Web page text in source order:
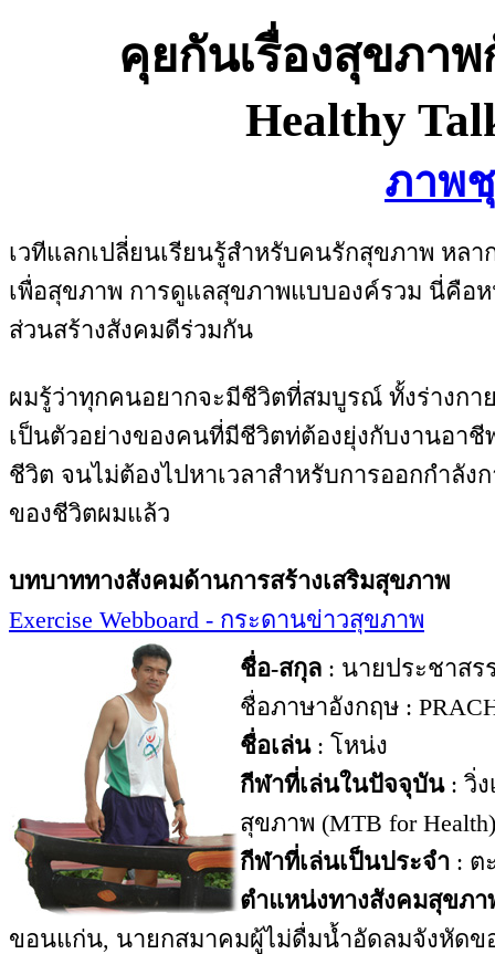
คุยกันเรื่องสุขภา
Healthy
ภาพ
เวทีแลกเปลี่ยนเรียนรู้สำหรับคนรักสุขภาพ หลา
เพื่อสุขภาพ การดูแลสุขภาพแบบองค์รวม นี่คือ
ส่วนสร้างสังคมดีร่วมกัน
ผมรู้ว่าทุกคนอยากจะมีชีวิตที่สมบูรณ์ ทั้งร่างก
เป็นตัวอย่างของคนที่มีชีวิตท่ต้องยุ่งกับงานอาชี
ชีวิต จนไม่ต้องไปหาเวลาสำหรับการออกกำลัง
ของชีวิตผมแล้ว
บทบาททางสังคมด้านการสร้างเสริมสุขภาพ
Exercise Webboard - กระดานข่าวสุขภาพ
ชื่อ-สกุล : นายประชาส
ชื่อภาษาอังกฤษ :
ชื่อเล่น: โหน่ง
กีฬาที่เล่นในปัจจุบัน: วิ่ง
สุขภาพ (MTB for
กีฬาที่เล่นเป็นประจำ : ต
ตำแหน่งทางสังคมสุขภา
ขอนแก่น, นายกสมาคมผู้ไม่ดื่มน้ำอัดลมจังหัดข